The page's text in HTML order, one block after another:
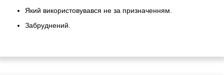
Який використовувався не за призначенням.
Забруднений.